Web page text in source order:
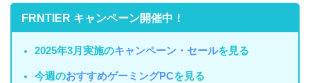
FRNTIER キャンペーン開催中！
2025年3月実施のキャンペーン・セールを見る
今週のおすすめゲーミングPCを見る